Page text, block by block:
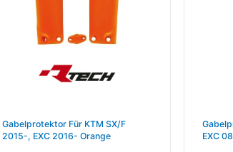
Gabelprotektor Für KTM SX/F
2015-, EXC 2016- Orange
EXC